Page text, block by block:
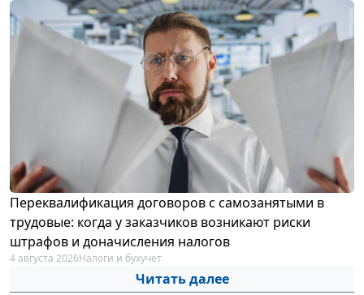
Переквалификация договоров с самозанятыми в
трудовые: когда у заказчиков возникают риски
штрафов и доначисления налогов
4 августа 2026Налоги и бухучет
Читать далее